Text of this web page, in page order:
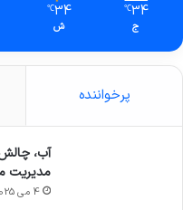
34
℃
ج
34
℃
ش
پرخواننده
آب، چالش
مدیریت
4 می 2025